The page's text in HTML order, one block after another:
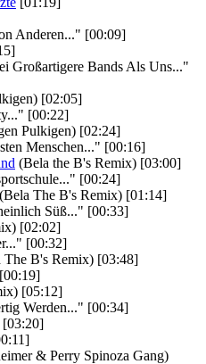
Anderen..." [00:09]
Großartigere Bands Als Uns..."
[02:05]
[00:22]
Pulkigen) [02:24]
Menschen..." [00:16]
(Bela the B's Remix) [03:00]
[00:24]
(Bela The B's Remix) [01:14]
Süß..." [00:33]
[02:02]
[00:32]
The B's Remix) [03:48]
[00:19]
[05:12]
Werden..." [00:34]
[03:20]
& Perry Spinoza Gang)